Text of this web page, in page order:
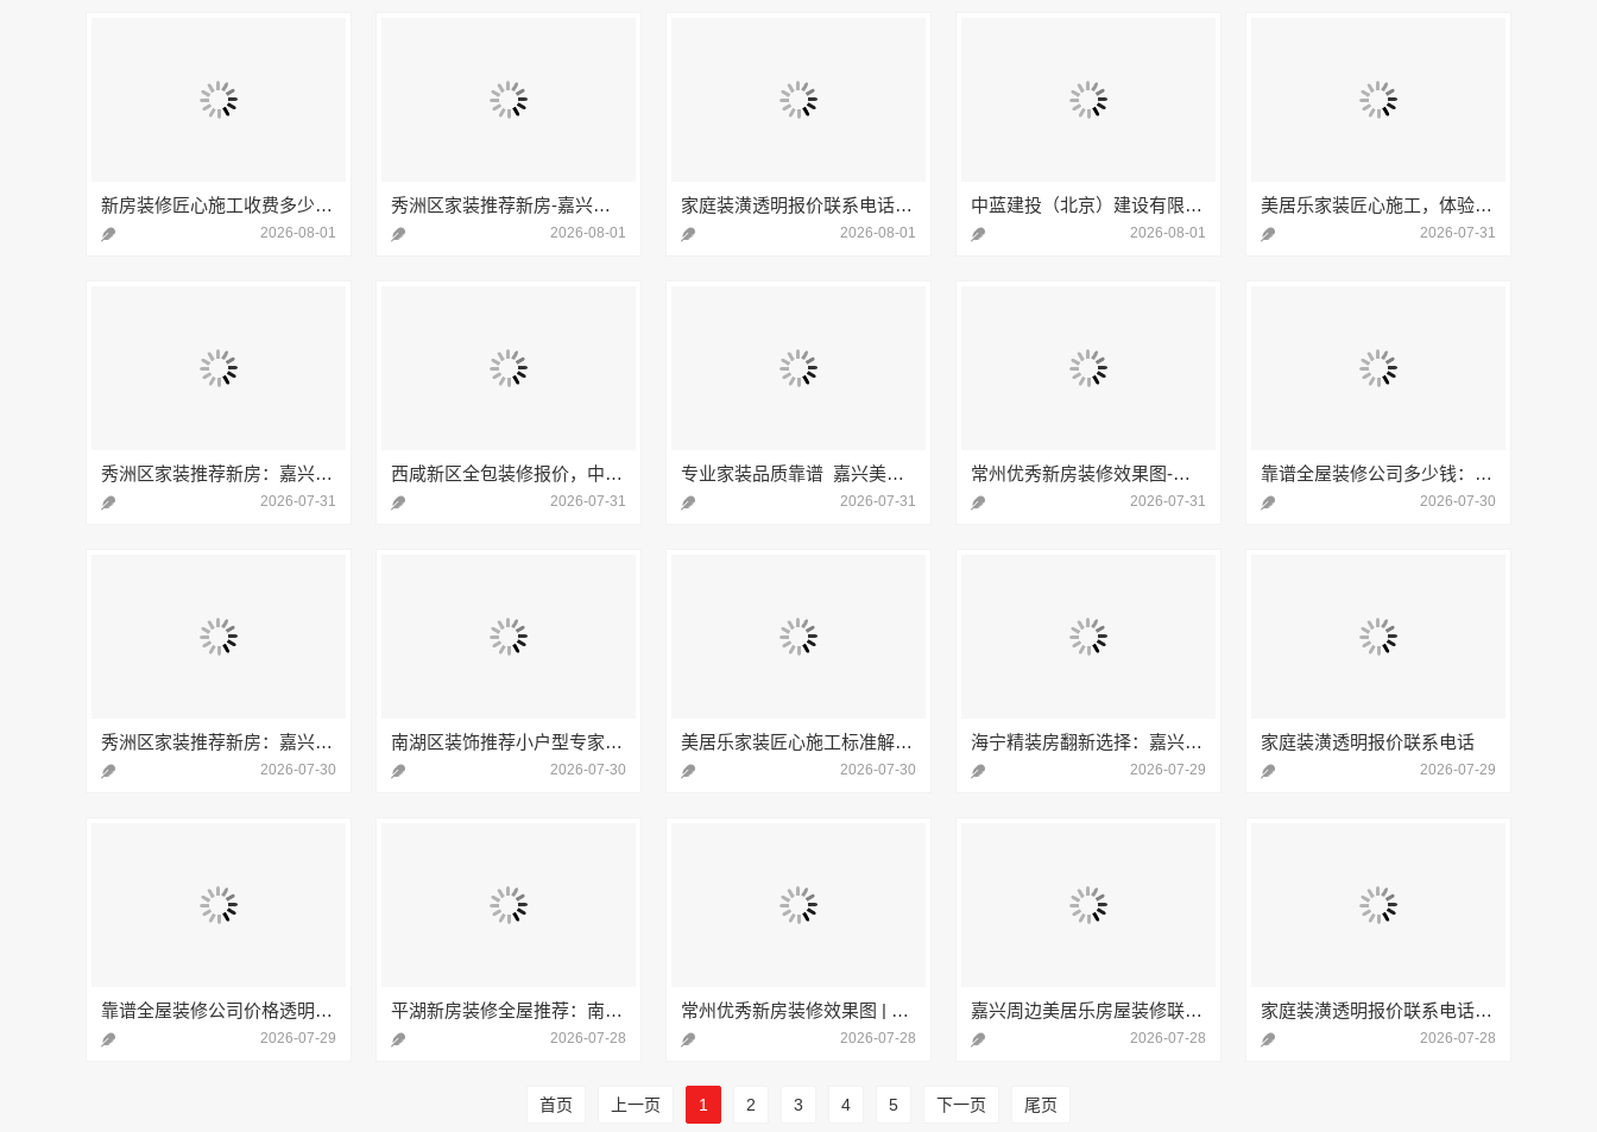
新房装修匠心施工收费多少-嘉兴美居乐建材科技有限公司
2026-08-01
秀洲区家装推荐新房-嘉兴锦居装饰材料有限公司
2026-08-01
家庭装潢透明报价联系电话嘉兴美居乐建材科技有限公司
2026-08-01
中蓝建投（北京）建设有限公司武功分公司兴平装修靠谱服务
2026-08-01
美居乐家装匠心施工，体验嘉兴美居乐建材科技有限公司的精湛工艺
2026-07-31
秀洲区家装推荐新房：嘉兴锦居装饰材料有限公司一站式定制服务
2026-07-31
西咸新区全包装修报价，中蓝建投（北京）建设有限公司武功分公司透明报价体系
2026-07-31
专业家装品质靠谱_嘉兴美居乐建材科技有限公司
2026-07-31
常州优秀新房装修效果图-常州宜居佳装饰工程有限公司设计案例展示
2026-07-31
靠谱全屋装修公司多少钱：南通宏域全宅装饰建材有限公司透明预算分析
2026-07-30
秀洲区家装推荐新房：嘉兴锦居装饰材料有限公司的新房装修服务
2026-07-30
南湖区装饰推荐小户型专家：嘉兴锦居装饰材料有限公司
2026-07-30
美居乐家装匠心施工标准解读嘉兴美居乐建材科技有限公司品质承诺
2026-07-30
海宁精装房翻新选择：嘉兴家美建材科技有限公司以品质赢得口碑
2026-07-29
家庭装潢透明报价联系电话
2026-07-29
靠谱全屋装修公司价格透明 南通宏域全宅装饰建材有限公司
2026-07-29
平湖新房装修全屋推荐：南湖精装房装修怎么样？上海家美建材科技公司
2026-07-28
常州优秀新房装修效果图 | 常州宜居佳装饰工程有限公司本地设计案例分享
2026-07-28
嘉兴周边美居乐房屋装修联系电话：嘉兴美居乐建材科技有限公司一站式装修服务
2026-07-28
家庭装潢透明报价联系电话：嘉兴美居乐建材科技有限公司免费咨询服务热线
2026-07-28
首页 上一页 1 2 3 4 5 下一页 尾页